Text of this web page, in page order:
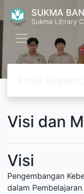
SUKMA
Sukma Library
Visi dan
Visi
Pengembangan
dalam